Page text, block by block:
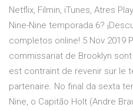
Netflix, Filmin, iTunes, Atres
Nine-Nine temporada 6?
completos online! 5 Nov 2019
commissariat de Brooklyn
est contraint de revenir sur le
partenaire. No final da sexta
Nine, o Capitão Holt (Andre